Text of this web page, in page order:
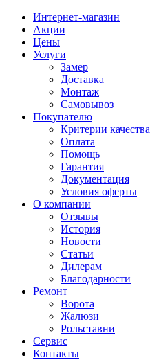
Интернет-магазин
Акции
Цены
Услуги
Замер
Доставка
Монтаж
Самовывоз
Покупателю
Критерии качества
Оплата
Помощь
Гарантия
Документация
Условия оферты
О компании
Отзывы
История
Новости
Статьи
Дилерам
Благодарности
Ремонт
Ворота
Жалюзи
Рольставни
Сервис
Контакты